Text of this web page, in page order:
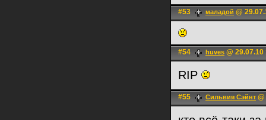
#53 маладой @
#54 huves @ 29.07.10
RIP
#55 Сильвия Сэйнт